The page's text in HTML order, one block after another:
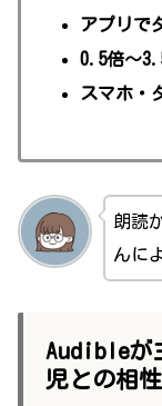
アプリで
0.5倍〜
スマホ・
朗読
んに
Audibleが
児との相